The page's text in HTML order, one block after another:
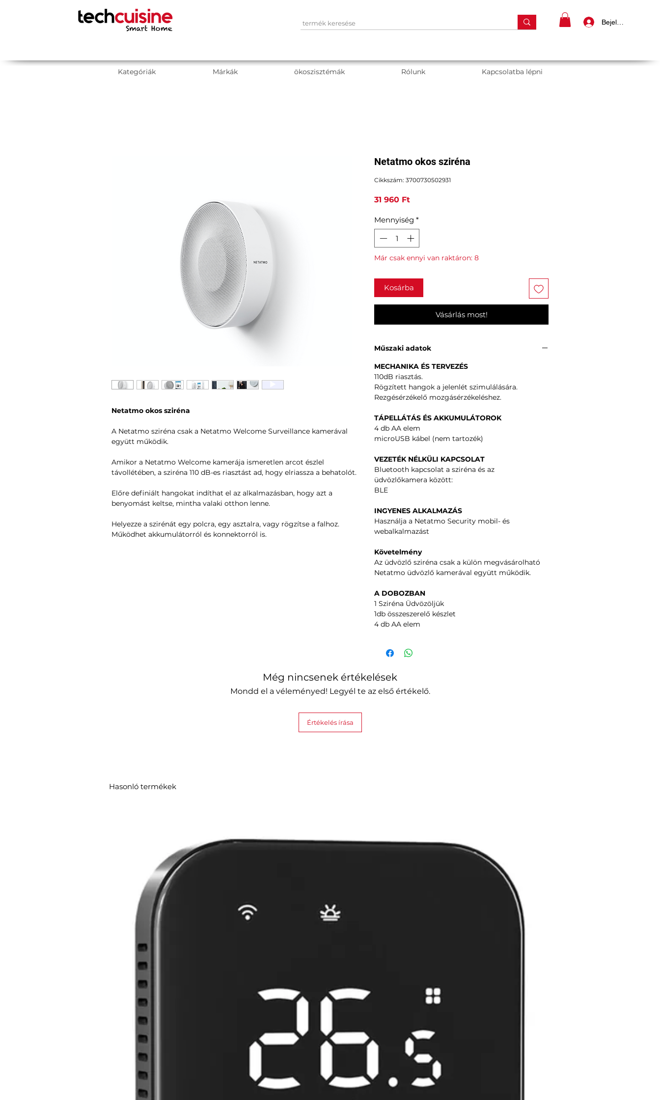
Bejelentkezés
Kategóriák Márkák ökoszisztémák Rólunk Kapcsolatba lépni
Netatmo okos sziréna
A Netatmo sziréna csak a Netatmo Welcome Surveillance kamerával
együtt működik.
Amikor a Netatmo Welcome kamerája ismeretlen arcot észlel
távollétében, a sziréna 110 dB-es riasztást ad, hogy elriassza a behatolót.
Előre definiált hangokat indíthat el az alkalmazásban, hogy azt a
benyomást keltse, mintha valaki otthon lenne.
Helyezze a szirénát egy polcra, egy asztalra, vagy rögzítse a falhoz.
Működhet akkumulátorról és konnektorról is.
Netatmo okos sziréna
Cikkszám: 3700730502931
31 960 FtÁr
Mennyiség *
Már csak ennyi van raktáron: 8
Kosárba
Vásárlás most!
Műszaki adatok
MECHANIKA ÉS TERVEZÉS
110dB riasztás.
Rögzített hangok a jelenlét szimulálására.
Rezgésérzékelő mozgásérzékeléshez.
TÁPELLÁTÁS ÉS AKKUMULÁTOROK
4 db AA elem
microUSB kábel (nem tartozék)
VEZETÉK NÉLKÜLI KAPCSOLAT
Bluetooth kapcsolat a sziréna és az
üdvözlőkamera között:
BLE
INGYENES ALKALMAZÁS
Használja a Netatmo Security mobil- és
webalkalmazást
Követelmény
Az üdvözlő sziréna csak a külön megvásárolható
Netatmo üdvözlő kamerával együtt működik.
A DOBOZBAN
1 Sziréna Üdvözöljük
1db összeszerelő készlet
4 db AA elem
Még nincsenek értékelések
Mondd el a véleményed! Legyél te az első értékelő.
Értékelés írása
Hasonló termékek